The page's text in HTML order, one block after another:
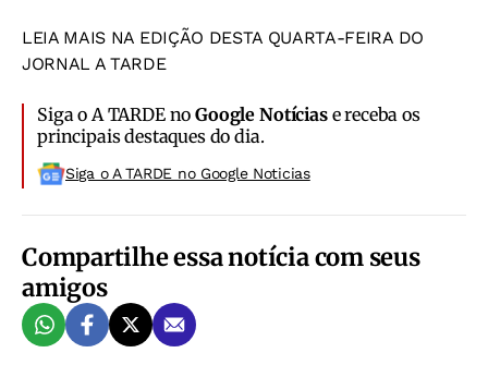
LEIA MAIS NA EDIÇÃO DESTA QUARTA-FEIRA DO
JORNAL A TARDE
Siga o A TARDE noGoogle Notíciase receba os
principais destaques do dia.
Siga o A TARDE no Google Noticias
Compartilhe essa notícia com seus
amigos